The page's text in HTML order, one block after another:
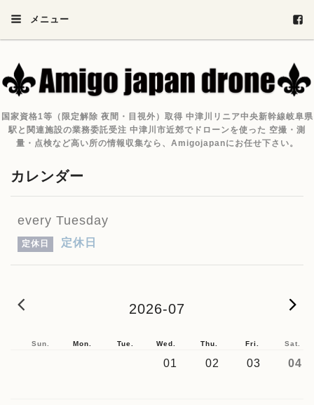
メニュー
国家資格1等（限定解除 夜間・目視外）取得 中津川リニア中央新幹線岐阜県
駅と関連施設の業務委託受注 中津川市近郊でドローンを使った 空撮・測
量・点検など高い所の情報収集なら、Amigojapanにお任せ下さい。
カレンダー
every Tuesday
定休日 定休日
2026-07
Sun. Mon. Tue. Wed. Thu. Fri. Sat.
01 02 03 04